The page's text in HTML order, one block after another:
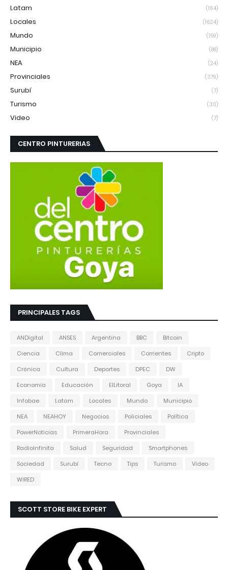
Latam (164)
Locales (1624)
Mundo (159)
Municipio (88)
NEA (24)
Provinciales (379)
Surubí (7)
Turismo (30)
Video (7)
CENTRO PINTURERIAS
PRINCIPALES TAGS
ANDigital ANSES Argentina BBC
Bitcoin
Ciencia
Clima Comerciales Corrientes
Cripto
Crónica
Cultura Deportes DPEC
DW
Economía
Educación ElLitoral Goya
IA
Infobae
Latam Locales Mundo
Municipio
NEA
NEAHOY Negocios Policiales
Política
PowerNoticias
PrimeraHora
Provinciales
RadioInfinita
Salud Seguridad
Smartphones
Sociedad
Surubí Tecno Tips Turismo
Video
WIRED
SCOTT STORE BIKE EXPERT